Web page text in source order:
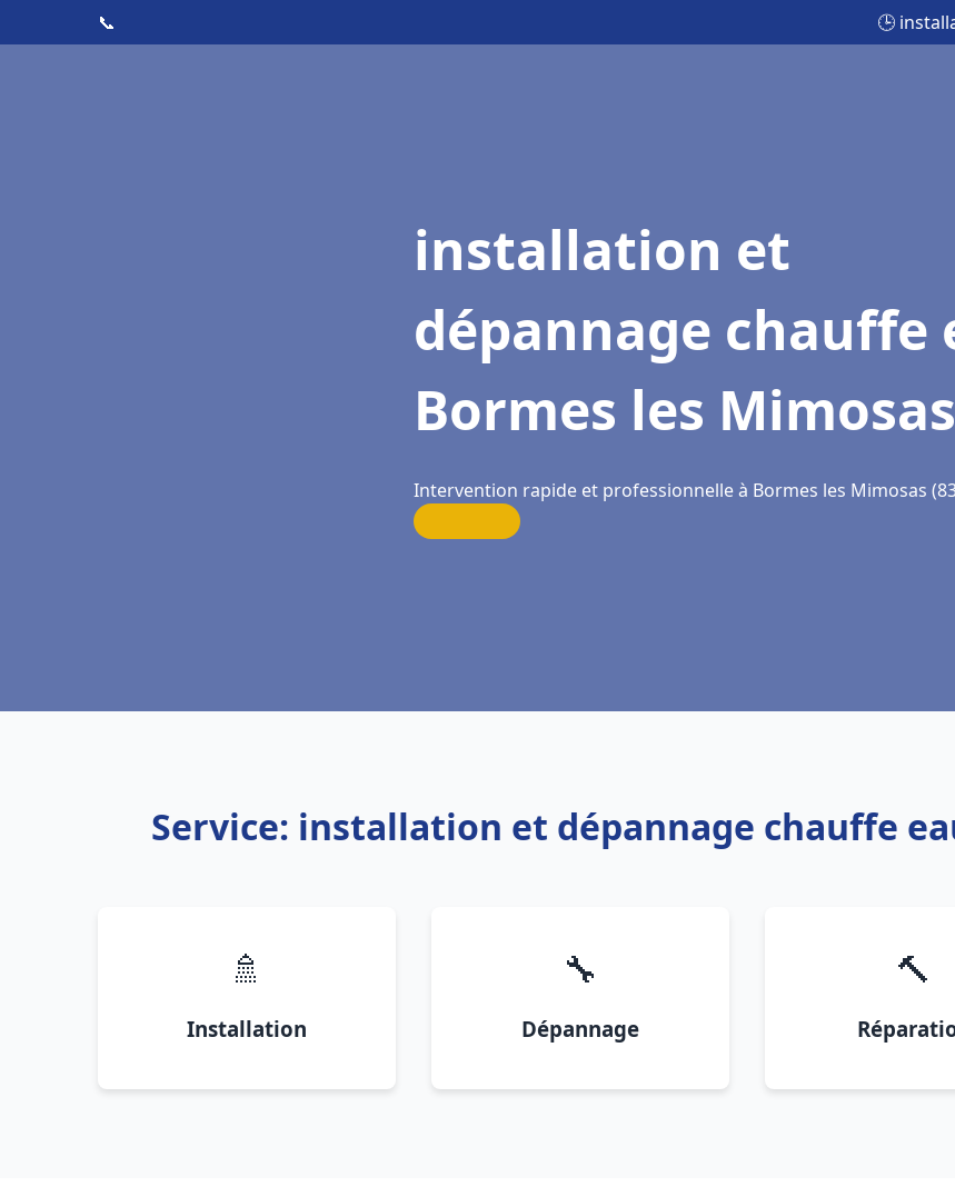
📞 🕒
installation et
dépannage chauffe
Bormes les Mimosas
Intervention rapide et professionnelle à Bormes les Mimosas
Service: installation et dépannage chauffe
🚿
Installation
🔧
Dépannage
🔨